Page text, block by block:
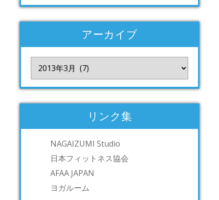
アーカイブ
カ
リンク集
NAGAIZUMI Studio
日本フィットネス協会
AFAA JAPAN
ヨガルーム